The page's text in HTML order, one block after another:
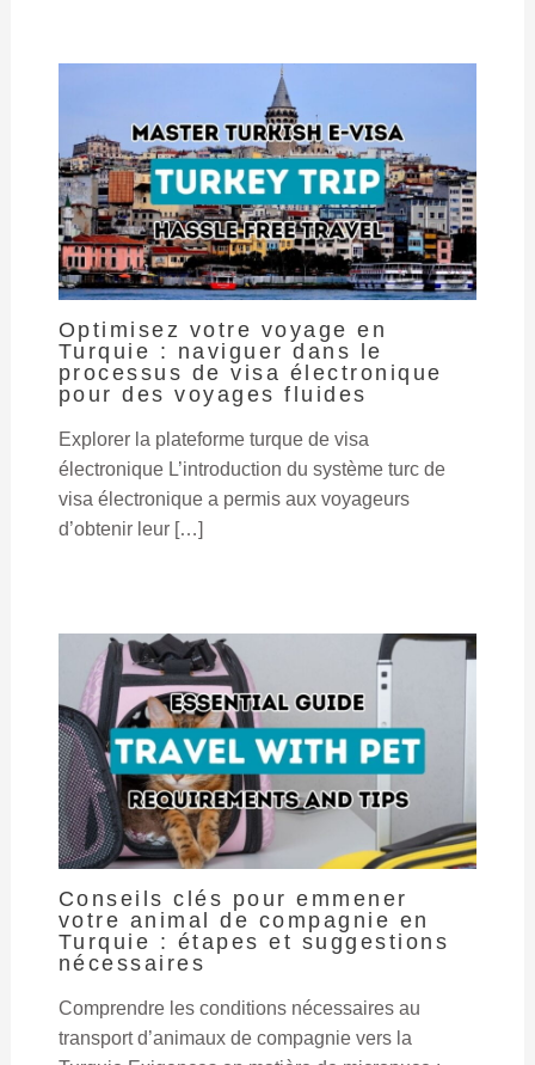
Optimisez votre voyage en
Turquie : naviguer dans le
processus de visa électronique
pour des voyages fluides
Explorer la plateforme turque de visa
électronique L’introduction du système turc de
visa électronique a permis aux voyageurs
d’obtenir leur […]
Conseils clés pour emmener
votre animal de compagnie en
Turquie : étapes et suggestions
nécessaires
Comprendre les conditions nécessaires au
transport d’animaux de compagnie vers la